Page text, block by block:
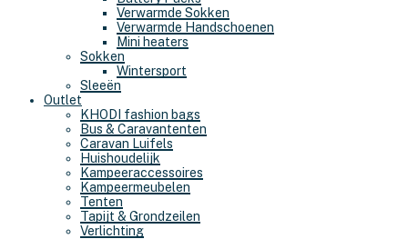
Verwarmde Sokken
Verwarmde Handschoenen
Mini heaters
Sokken
Wintersport
Sleeën
Outlet
KHODI fashion bags
Bus & Caravantenten
Caravan Luifels
Huishoudelijk
Kampeeraccessoires
Kampeermeubelen
Tenten
Tapijt & Grondzeilen
Verlichting